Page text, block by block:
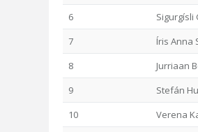
6
Sigurgísli
7
Íris Anna
8
Jurriaan
9
Stefán
10
Verena